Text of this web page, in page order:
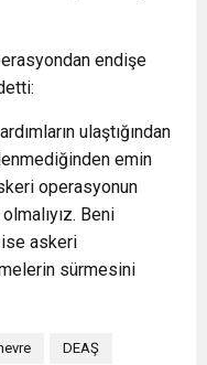
endişe
ulaştığından
emin
operasyonun
Beni
askeri
sürmesini
DEAŞ